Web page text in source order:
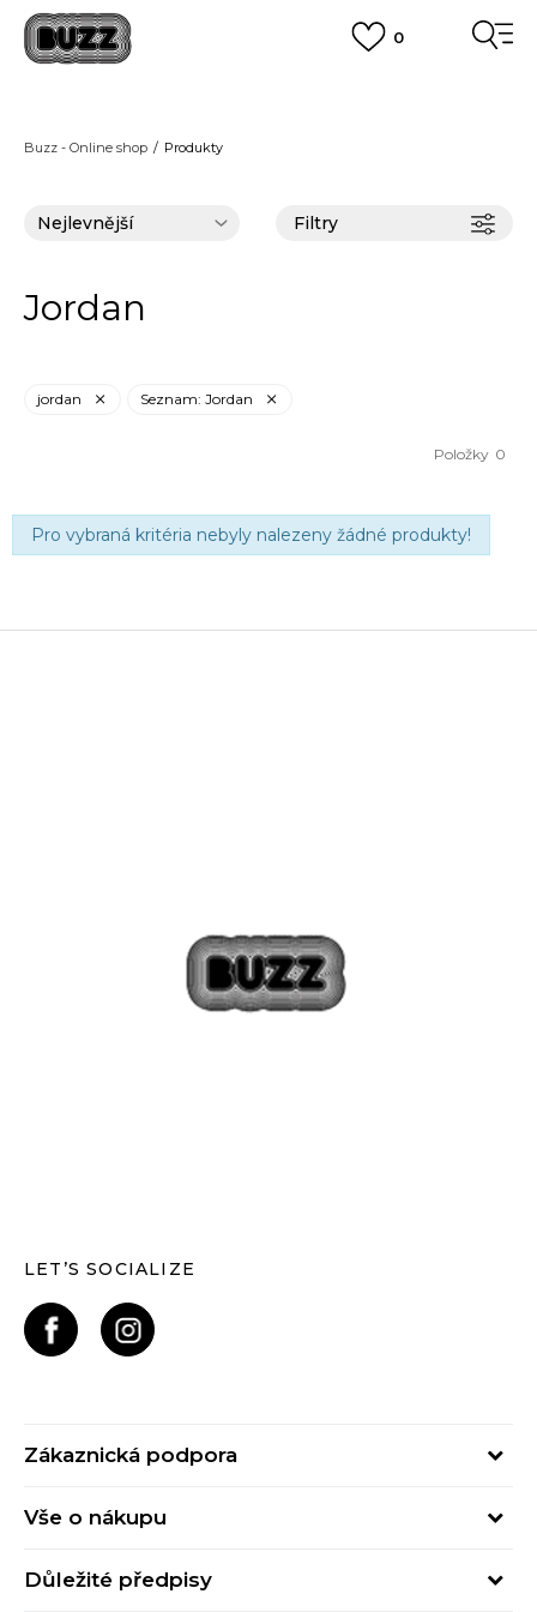
0
Buzz - Online shop Produkty
Filtry
Jordan
jordan Seznam: Jordan
0
Položky
Pro vybraná kritéria nebyly nalezeny žádné produkty!
LET’S SOCIALIZE
Zákaznická podpora
od 09:00 do 17:00
online@buzzsneakers.cz
Vše o nákupu
Stav objednávky
Důležité předpisy